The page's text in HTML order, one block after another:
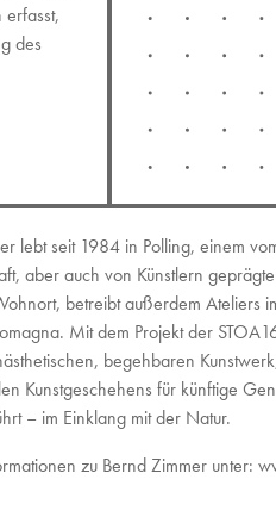
des
lebt seit 1984 in Polling, einem
aber auch von Künstlern
betreibt außerdem Ateliers
Mit dem Projekt der
begehbaren
Kunstgeschehens für künftige
– im Einklang mit der Natur.
zu Bernd Zimmer unter: